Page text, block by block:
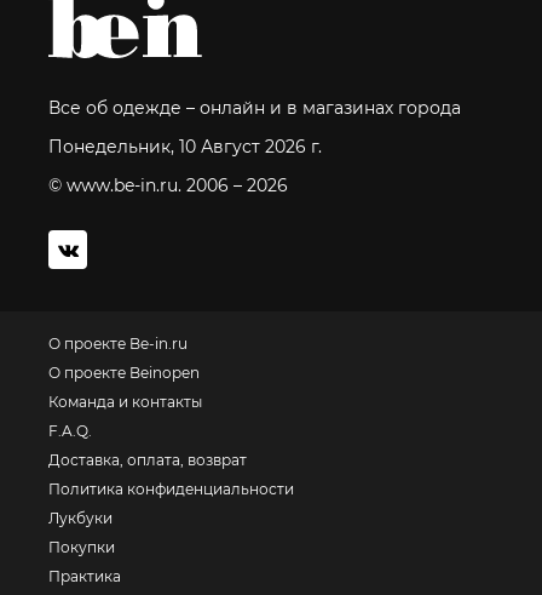
Все об одежде – онлайн и в магазинах города
Понедельник, 10 Август 2026 г.
© www.be-in.ru. 2006 – 2026
О проекте Be-in.ru
О проекте Beinopen
Команда и контакты
F.A.Q.
Доставка, оплата, возврат
Политика конфиденциальности
Лукбуки
Покупки
Практика